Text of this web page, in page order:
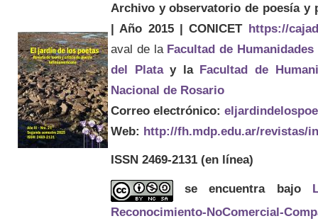
Archivo y observatorio de poesía y
| Año 2015 | CONICET https://
aval de la Facultad de Humanidades
del Platay la Facultad de
Nacional de Rosario
Correo electrónico:
Web: http://fh.mdp.edu.ar/revistas/
ISSN 2469-2131 (en línea)
se encuentra bajo
Reconocimiento-NoComercial-